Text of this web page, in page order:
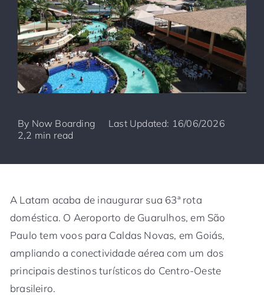
By Now Boarding
Last Updated: 16/06/2026
2,2 min read
A Latam acaba de inaugurar sua 63ª rota
doméstica. O Aeroporto de Guarulhos, em São
Paulo tem voos para Caldas Novas, em Goiás,
ampliando a conectividade aérea com um dos
principais destinos turísticos do Centro-Oeste
brasileiro.